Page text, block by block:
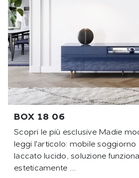
BOX 18 06
Scopri le più esclusive Madie
leggi l'articolo: mobile soggiorno
laccato lucido, soluzione
esteticamente ...